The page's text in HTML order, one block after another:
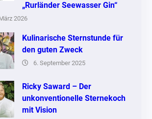
„Rurländer Seewasser Gin“
2026
Kulinarische Sternstunde für
den guten Zweck
6. September 2025
Ricky Saward – Der
unkonventionelle Sternekoch
mit Vision